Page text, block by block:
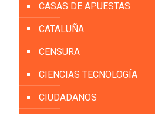
CASAS DE APUESTAS
CATALUÑA
CENSURA
CIENCIAS TECNOLOGÍA
CIUDADANOS